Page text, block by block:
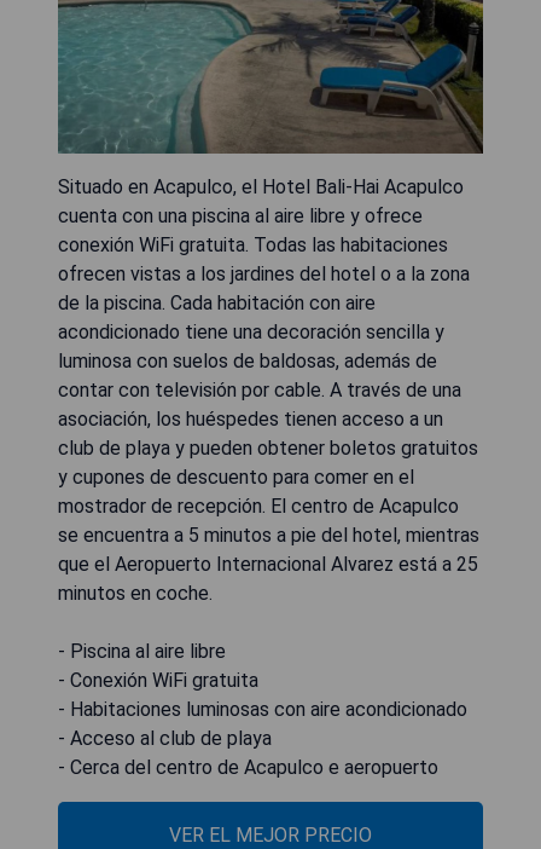
Situado en Acapulco, el Hotel Bali-Hai Acapulco
cuenta con una piscina al aire libre y ofrece
conexión WiFi gratuita. Todas las habitaciones
ofrecen vistas a los jardines del hotel o a la zona
de la piscina. Cada habitación con aire
acondicionado tiene una decoración sencilla y
luminosa con suelos de baldosas, además de
contar con televisión por cable. A través de una
asociación, los huéspedes tienen acceso a un
club de playa y pueden obtener boletos gratuitos
y cupones de descuento para comer en el
mostrador de recepción. El centro de Acapulco
se encuentra a 5 minutos a pie del hotel, mientras
que el Aeropuerto Internacional Alvarez está a 25
minutos en coche.
- Piscina al aire libre
- Conexión WiFi gratuita
- Habitaciones luminosas con aire acondicionado
- Acceso al club de playa
- Cerca del centro de Acapulco e aeropuerto
VER EL MEJOR PRECIO